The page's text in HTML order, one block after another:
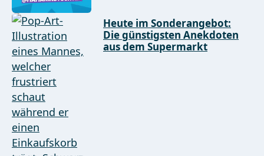
Heute im Sonderangebot:
Die günstigsten Anekdoten
aus dem Supermarkt